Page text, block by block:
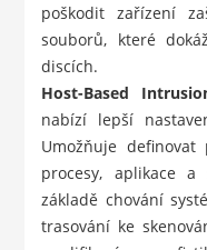
poškodit zařízení
souborů, které
discích.
Host-Based
nabízí lepší
Umožňuje
procesy, aplikace
základě chování
trasování ke